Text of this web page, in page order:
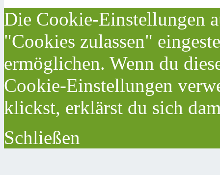
Die Cookie-Einstellungen
"Cookies zulassen"
ermöglichen. Wenn du
Cookie-Einstellungen
klickst, erklärst du sich
Schließen